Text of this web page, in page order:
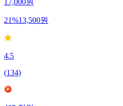
17,000원
21%13,500원
4.5
(134)